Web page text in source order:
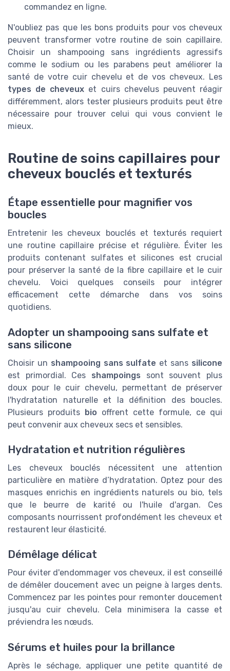
commandez en ligne.
N'oubliez pas que les bons produits pour vos cheveux
peuvent transformer votre routine de soin capillaire.
Choisir un shampooing sans ingrédients agressifs
comme le sodium ou les parabens peut améliorer la
santé de votre cuir chevelu et de vos cheveux. Les
types de cheveux et cuirs chevelus peuvent réagir
différemment, alors tester plusieurs produits peut être
nécessaire pour trouver celui qui vous convient le
mieux.
Routine de soins capillaires pour
cheveux bouclés et texturés
Étape essentielle pour magnifier vos
boucles
Entretenir les cheveux bouclés et texturés requiert
une routine capillaire précise et régulière. Éviter les
produits contenant sulfates et silicones est crucial
pour préserver la santé de la fibre capillaire et le cuir
chevelu. Voici quelques conseils pour intégrer
efficacement cette démarche dans vos soins
quotidiens.
Adopter un shampooing sans sulfate et
sans silicone
Choisir un shampooing sans sulfate et sans silicone
est primordial. Ces shampoings sont souvent plus
doux pour le cuir chevelu, permettant de préserver
l'hydratation naturelle et la définition des boucles.
Plusieurs produits bio offrent cette formule, ce qui
peut convenir aux cheveux secs et sensibles.
Hydratation et nutrition régulières
Les cheveux bouclés nécessitent une attention
particulière en matière d’hydratation. Optez pour des
masques enrichis en ingrédients naturels ou bio, tels
que le beurre de karité ou l'huile d'argan. Ces
composants nourrissent profondément les cheveux et
restaurent leur élasticité.
Démêlage délicat
Pour éviter d'endommager vos cheveux, il est conseillé
de démêler doucement avec un peigne à larges dents.
Commencez par les pointes pour remonter doucement
jusqu'au cuir chevelu. Cela minimisera la casse et
préviendra les nœuds.
Sérums et huiles pour la brillance
Après le séchage, appliquer une petite quantité de